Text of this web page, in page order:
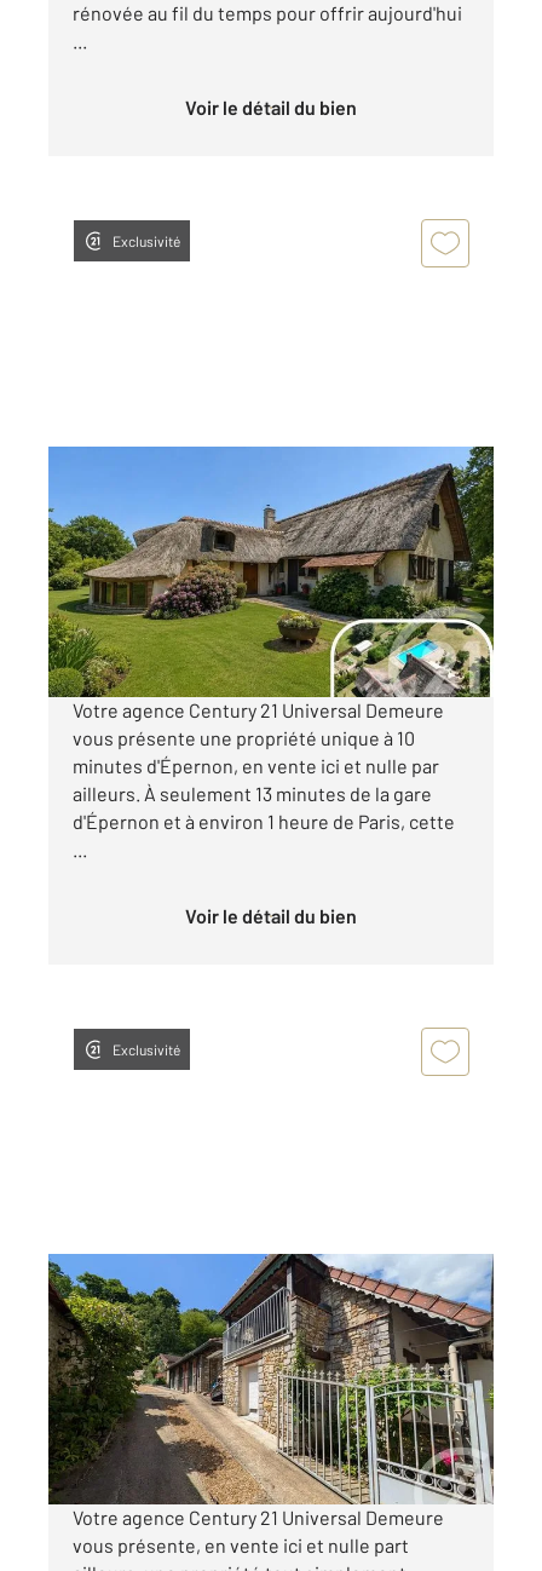
rénovée au fil du temps pour offrir aujourd'hui
...
Voir le détail du bien
Exclusivité
Ref : 3126
Maison à vendre
445 000 €
Visiter le site dédié
Votre agence Century 21 Universal Demeure
vous présente une propriété unique à 10
minutes d'Épernon, en vente ici et nulle par
ailleurs. À seulement 13 minutes de la gare
d'Épernon et à environ 1 heure de Paris, cette
Voir le détail du bien
Exclusivité
EPERNON 28
157 m2, 7 pièces
Ref : 3096
Maison à vendre
475 000 €
Visiter le site dédié
Votre agence Century 21 Universal Demeure
vous présente, en vente ici et nulle part